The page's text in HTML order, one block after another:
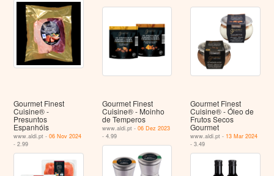
Gourmet Finest
Cuisine® -
Presuntos
Espanhóis
www.aldi.pt -06 Nov 2024
- 2.99
Gourmet Finest
Cuisine® - Moinho
de Temperos
www.aldi.pt - 06 Dez 2023
- 4.99
Gourmet Finest
Cuisine® - Óleo de
Frutos Secos
Gourmet
www.aldi.pt - 13 Mar 2024
- 3.49